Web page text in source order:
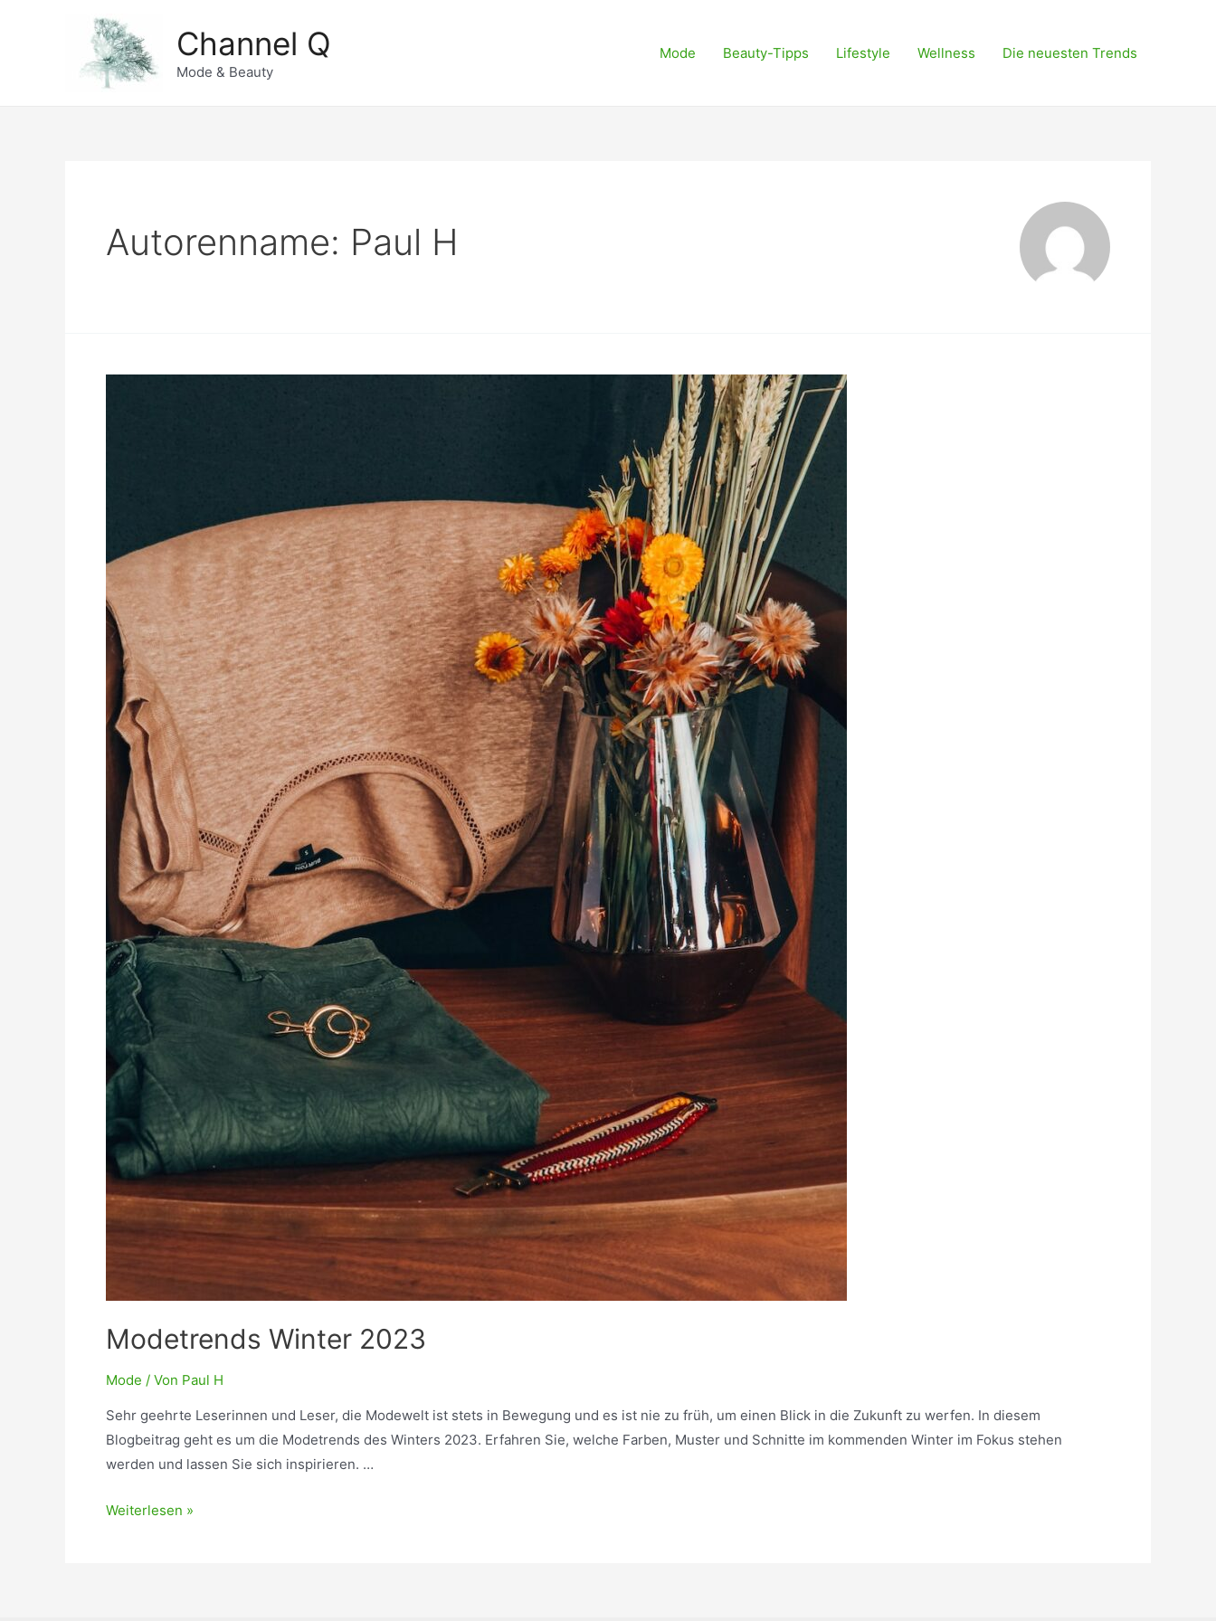
Channel Q
Mode & Beauty
Mode Beauty-Tipps Lifestyle Wellness Die neuesten Trends
Autorenname: Paul H
Modetrends Winter 2023
Mode / Von Paul H
Sehr geehrte Leserinnen und Leser, die Modewelt ist stets in Bewegung und es ist nie zu früh, um einen Blick in die Zukunft zu werfen. In diesem
Blogbeitrag geht es um die Modetrends des Winters 2023. Erfahren Sie, welche Farben, Muster und Schnitte im kommenden Winter im Fokus stehen
werden und lassen Sie sich inspirieren. …
Modetrends
Weiterlesen »